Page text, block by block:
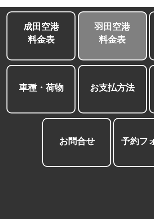
成田空港
料金表
羽田空港
料金表
車種・荷物 お支払方法
お問合せ 予約フ